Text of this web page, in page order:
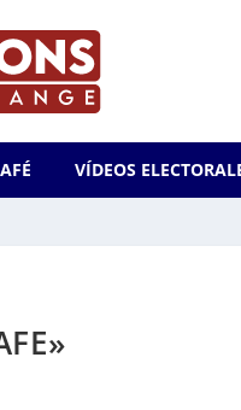
VÍDEOS